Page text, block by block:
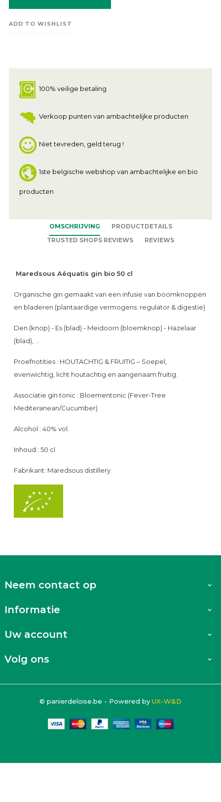
ADD TO WISHLIST
100% veilige betaling
Verkoop punten van ambachtelijke producten
Niet tevreden, geld terug !
1ste belgische webshop van ambachtelijke en bio
producten
OMSCHRIJVING
PRODUCTDETAILS
TRUSTED SHOPS REVIEWS
REVIEWS
Maredsous Aéquatis gin bio 50 cl
Organische gin gemaakt van een infusie van boomknoppen
en bladeren (plantaardige vermogens: regulator & digestie)
Den (knop) - Es (blad) - Meidoorn (bloemknop) - Hazelaar
(blad), ...
Proefnotities : HOUTACHTIG & FRUITIG – Soepel,
evenwichtig, licht houtachtig en aangenaam fruitig.
Associatie gin tonic : Bloementonic (Fever-Tree
Mediteranean/Cucumber)
Alcohol : 40% vol.
Inhoud : 50 cl
Fabrikant: Maredsous distillery
Neem contact op 
Informatie 
Uw account 
Volg ons 
© panierdeloise.be - Powered by UX-W&D